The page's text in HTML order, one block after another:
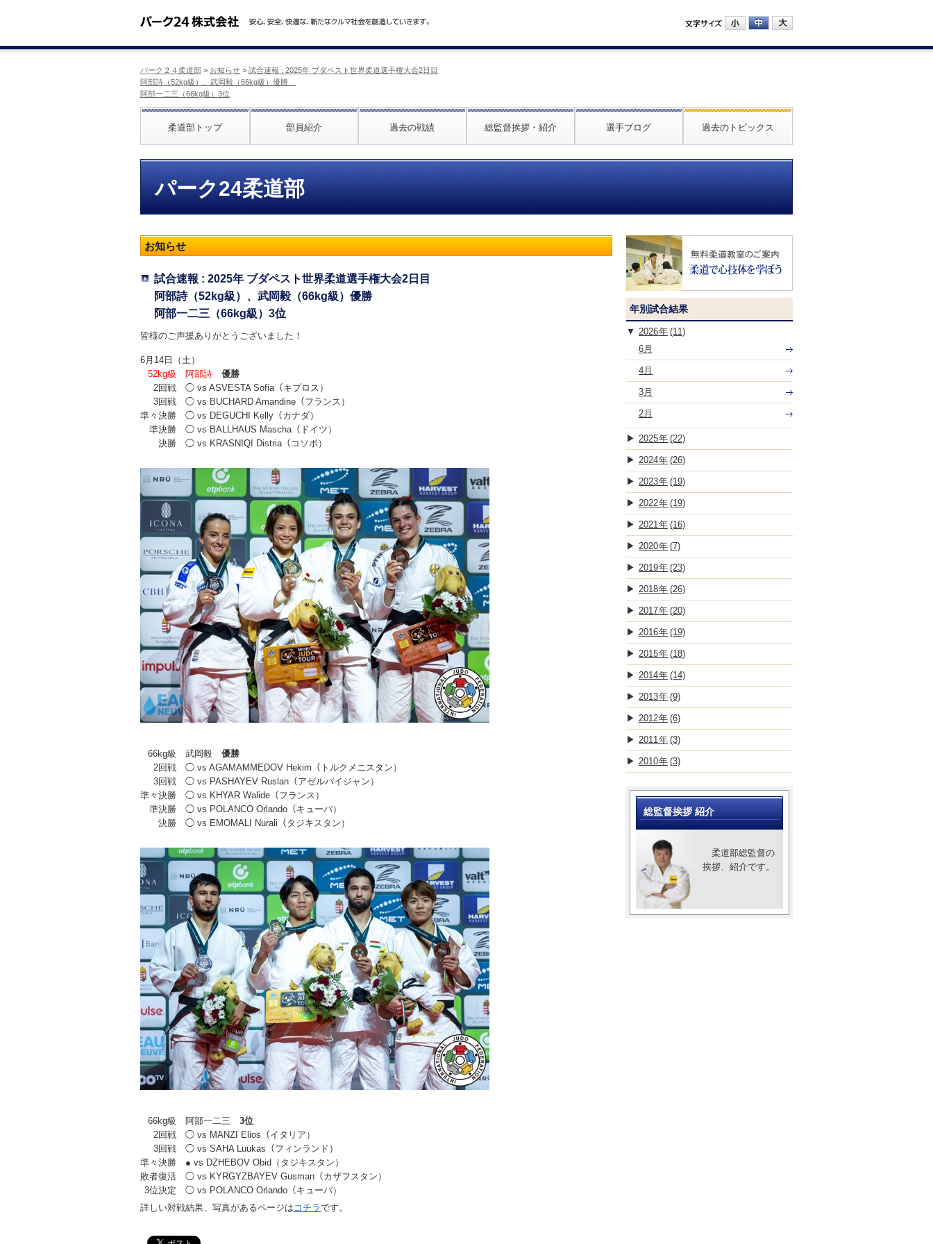
パーク２４柔道部 > お知らせ > 試合速報 : 2025年 ブダペスト世界柔道選手権大会2日目
阿部詩（52kg級）、武岡毅（66kg級）優勝
阿部一二三（66kg級）3位
柔道部トップ 部員紹介 過去の戦績 総監督挨拶・紹介 選手ブログ 過去のトピックス
パーク24柔道部
お知らせ
試合速報 : 2025年 ブダペスト世界柔道選手権大会2日目
阿部詩（52kg級）、武岡毅（66kg級）優勝
阿部一二三（66kg級）3位
皆様のご声援ありがとうございました！
6月14日（土）
52kg級
阿部詩
優勝
2回戦 ◯ vs ASVESTA Sofia（キプロス）
3回戦 ◯ vs BUCHARD Amandine（フランス）
準々決勝 ◯ vs DEGUCHI Kelly（カナダ）
準決勝 ◯ vs BALLHAUS Mascha（ドイツ）
決勝 ◯ vs KRASNIQI Distria（コソボ）
66kg級 武岡毅 優勝
2回戦 ◯ vs AGAMAMMEDOV Hekim（トルクメニスタン）
3回戦 ◯ vs PASHAYEV Ruslan（アゼルバイジャン）
準々決勝 ◯ vs KHYAR Walide（フランス）
準決勝 ◯ vs POLANCO Orlando（キューバ）
決勝 ◯ vs EMOMALI Nurali（タジキスタン）
66kg級 阿部一二三 3位
2回戦 ◯ vs MANZI Elios（イタリア）
3回戦 ◯ vs SAHA Luukas（フィンランド）
準々決勝 ● vs DZHEBOV Obid（タジキスタン）
敗者復活 ◯ vs KYRGYZBAYEV Gusman（カザフスタン）
3位決定 ◯ vs POLANCO Orlando（キューバ）
詳しい対戦結果、写真があるページは コチラです。
年別試合結果
2026
(11)
6月
4月
3月
2月
2025 (22)
2024 (26)
2023 (19)
2022 (19)
2021 (16)
2020 (7)
2019 (23)
2018 (26)
2017 (20)
2016 (19)
2015 (18)
2014 (14)
2013 (9)
2012 (6)
2011 (3)
2010 (3)
総監督挨拶 紹介
柔道部総監督の
挨拶、紹介です。